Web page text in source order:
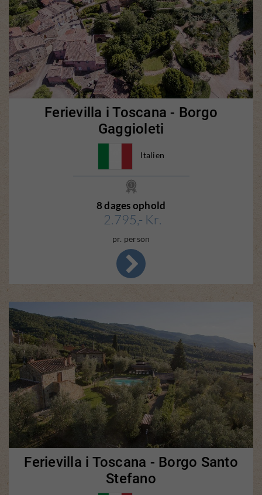
Ferievilla i Toscana - Borgo
Gaggioleti
Italien
8 dages ophold
2.795,- Kr.
pr. person
Ferievilla i Toscana - Borgo Santo
Stefano